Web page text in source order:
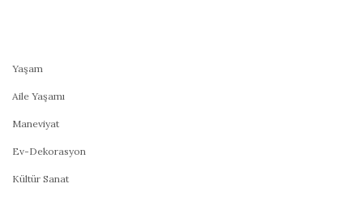
Yaşam
Aile Yaşamı
Maneviyat
Ev-Dekorasyon
Kültür Sanat